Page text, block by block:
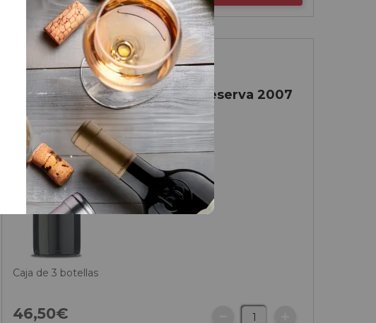
Rioja
Lan Tinto Gran Reserva 2007
Bodegas LAN
Caja de 3 botellas
46,50€